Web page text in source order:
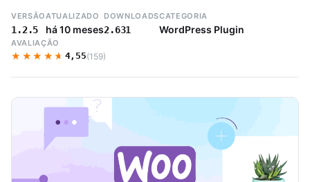
VERSÃO
1.2.5
ATUALIZADO
há 10 meses
DOWNLOADS
2.631
CATEGORIA
WordPress Plugin
AVALIAÇÃO
★★★★★
★★★★★ 4,55(159)